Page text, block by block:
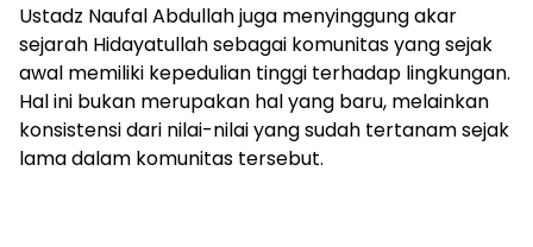
Ustadz Naufal Abdullah juga menyinggung akar
sejarah Hidayatullah sebagai komunitas yang sejak
awal memiliki kepedulian tinggi terhadap lingkungan.
Hal ini bukan merupakan hal yang baru, melainkan
konsistensi dari nilai-nilai yang sudah tertanam sejak
lama dalam komunitas tersebut.